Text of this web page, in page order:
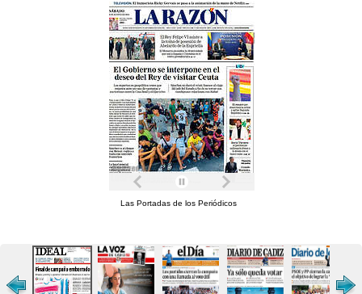
Las Portadas de los Periódicos